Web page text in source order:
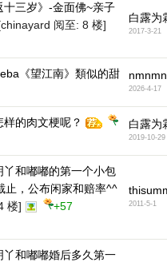
十三岁》-金面佛~亲子
阅至: 8 楼]
白露为
2017-3-21
《望江南》類似的甜
2026-4-17
样的肉文梗呢？
白露为
2019-10-29
丫和嘟嘟的第一个小包
止，公布闲家和赔率^^
楼]
+57
2011-5-1
丫和嘟嘟婚后多久第一